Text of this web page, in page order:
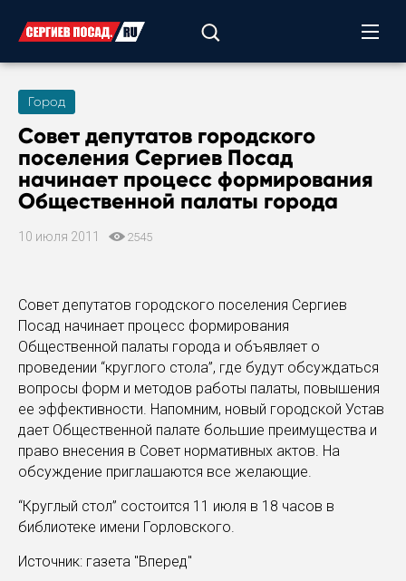
Город
Совет депутатов городского
поселения Сергиев Посад
начинает процесс формирования
Общественной палаты города
10 июля 2011 2545
Совет депутатов городского поселения Сергиев
Посад начинает процесс формирования
Общественной палаты города и объявляет о
проведении “круглого стола”, где будут обсуждаться
вопросы форм и методов работы палаты, повышения
ее эффективности. Напомним, новый городской Устав
дает Общественной палате большие преимущества и
право внесения в Совет нормативных актов. На
обсуждение приглашаются все желающие.
“Круглый стол” состоится 11 июля в 18 часов в
библиотеке имени Горловского.
Источник: газета "Вперед"